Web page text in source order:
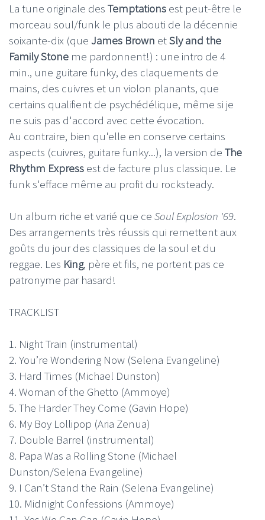
La tune originale des Temptations est peut-être le
morceau soul/funk le plus abouti de la décennie
soixante-dix (que James Brown etSly and the
Family Stone me pardonnent!) : une intro de 4
min., une guitare funky, des claquements de
mains, des cuivres et un violon planants, que
certains qualifient de psychédélique, même si je
ne suis pas d'accord avec cette évocation.
Au contraire, bien qu'elle en conserve certains
aspects (cuivres, guitare funky...), la version de The
Rhythm Express est de facture plus classique. Le
funk s'efface même au profit du rocksteady.
Un album riche et varié que ce Soul Explosion '69.
Des arrangements très réussis qui remettent aux
goûts du jour des classiques de la soul et du
reggae. Les King, père et fils, ne portent pas ce
patronyme par hasard!
TRACKLIST
1. Night Train (instrumental)
2. You’re Wondering Now (Selena Evangeline)
3. Hard Times (Michael Dunston)
4. Woman of the Ghetto (Ammoye)
5. The Harder They Come (Gavin Hope)
6. My Boy Lollipop (Aria Zenua)
7. Double Barrel (instrumental)
8. Papa Was a Rolling Stone (Michael
Dunston/Selena Evangeline)
9. I Can’t Stand the Rain (Selena Evangeline)
10. Midnight Confessions (Ammoye)